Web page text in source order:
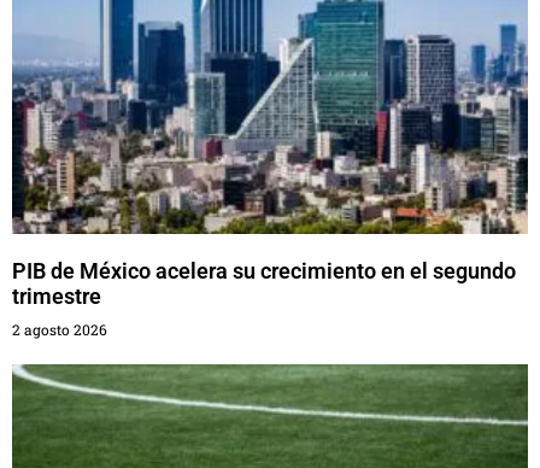
PIB de México acelera su crecimiento en el segundo
trimestre
2 agosto 2026